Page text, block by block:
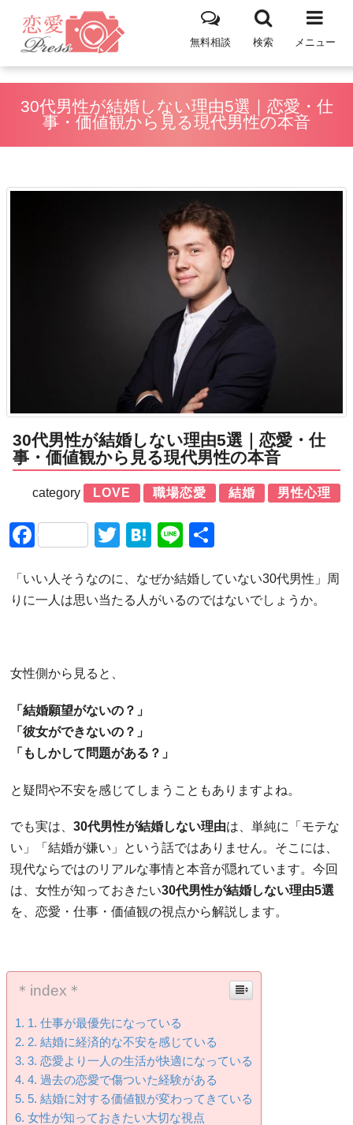
メニュー
検索
無料相談
30代男性が結婚しない理由5選｜恋愛・仕
事・価値観から見る現代男性の本音
30代男性が結婚しない理由5選｜恋愛・仕
事・価値観から見る現代男性の本音
category LOVE 職場恋愛 結婚 男性心理
FacebookTwitter
Hatena
Line
「いい人そうなのに、なぜか結婚していない30代男性」周
りに一人は思い当たる人がいるのではないでしょうか。
女性側から見ると、
「結婚願望がないの？」
「彼女ができないの？」
「もしかして問題がある？」
と疑問や不安を感じてしまうこともありますよね。
でも実は、 30代男性が結婚しない理由は、単純に「モテな
い」「結婚が嫌い」という話ではありません。そこには、
現代ならではのリアルな事情と本音が隠れています。今回
は、女性が知っておきたい30代男性が結婚しない理由5選
を、恋愛・仕事・価値観の視点から解説します。
＊index＊
1. 仕事が最優先になっている
2. 結婚に経済的な不安を感じている
3. 恋愛より一人の生活が快適になっている
4. 過去の恋愛で傷ついた経験がある
5. 結婚に対する価値観が変わってきている
女性が知っておきたい大切な視点